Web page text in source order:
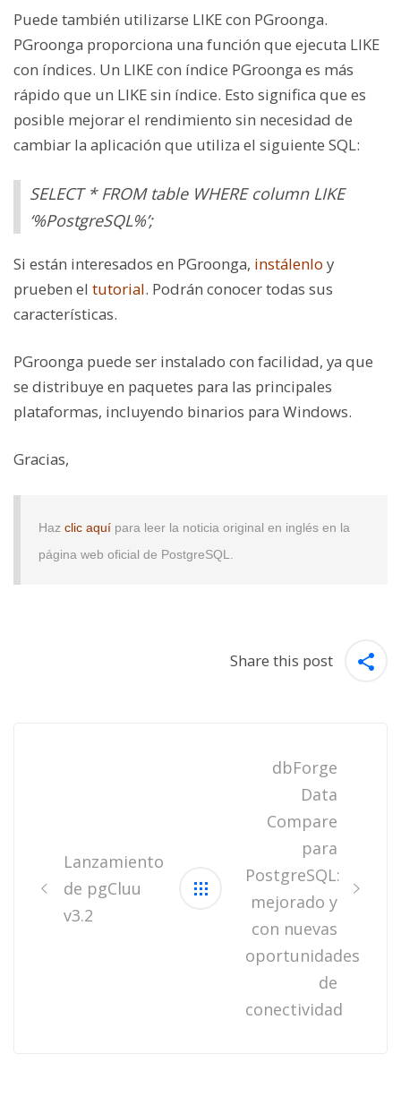
Puede también utilizarse LIKE con PGroonga.
PGroonga proporciona una función que ejecuta LIKE
con índices. Un LIKE con índice PGroonga es más
rápido que un LIKE sin índice. Esto significa que es
posible mejorar el rendimiento sin necesidad de
cambiar la aplicación que utiliza el siguiente SQL:
SELECT * FROM table WHERE column LIKE
‘%PostgreSQL%’;
Si están interesados en PGroonga, instálenlo y
prueben el tutorial. Podrán conocer todas sus
características.
PGroonga puede ser instalado con facilidad, ya que
se distribuye en paquetes para las principales
plataformas, incluyendo binarios para Windows.
Gracias,
Haz clic aquí para leer la noticia original en inglés en la
página web oficial de PostgreSQL.
Share this post
Lanzamiento
de pgCluu
v3.2
dbForge
Data
Compare
para
PostgreSQL:
mejorado y
con nuevas
oportunidades
de
conectividad